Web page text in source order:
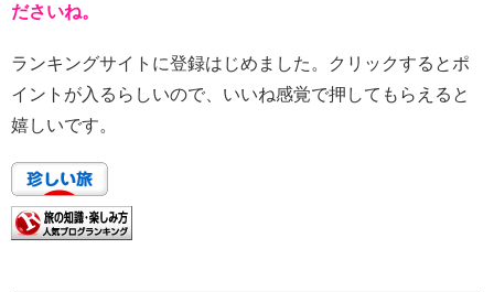
ださいね。
ランキングサイトに登録はじめました。クリックするとポ
イントが入るらしいので、いいね感覚で押してもらえると
嬉しいです。